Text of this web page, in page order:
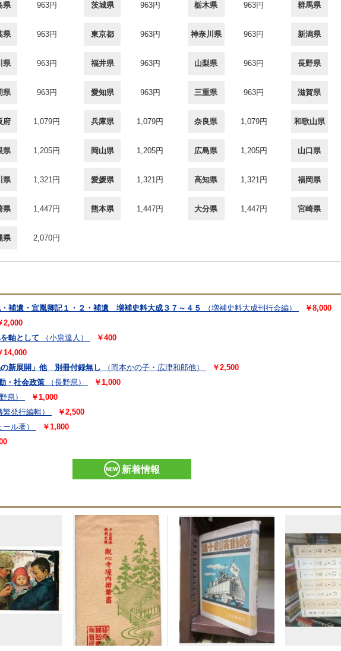
県 963円 茨城県 963円 栃木県 963円 群馬県
県 963円 東京都 963円 神奈川県 963円 新潟県
県 963円 福井県 963円 山梨県 963円 長野県
県 963円 愛知県 963円 三重県 963円 滋賀県
府 1,079円 兵庫県 1,079円 奈良県 1,079円 和歌山県
県 1,205円 岡山県 1,205円 広島県 1,205円 山口県
県 1,321円 愛媛県 1,321円 高知県 1,321円 福岡県
県 1,447円 熊本県 1,447円 大分県 1,447円 宮崎県
県 2,070円
補遺・宜胤卿記１・２・補遺 増補史料大成３７～４５ （増補史料大成刊行会編）
￥8,000
2,000
軸として
（小泉達人）
￥400
14,000
新展開」他 別冊付録無し
（岡本かの子・広津和郎他）
￥2,500
・社会政策
（長野県）
￥1,000
県）
￥1,000
繁発行編輯）
￥2,500
ル著）
￥1,800
新着情報